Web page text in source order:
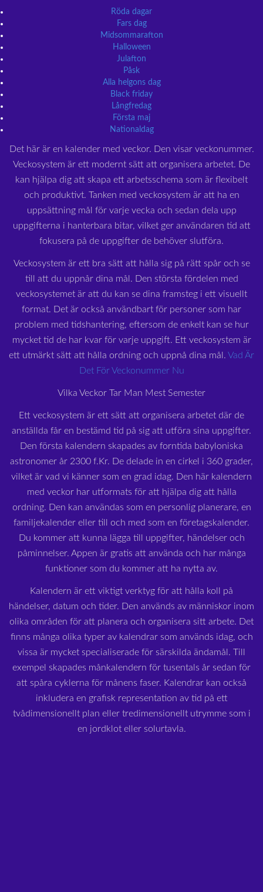
Röda dagar
Fars dag
Midsommarafton
Halloween
Julafton
Påsk
Alla helgons dag
Black friday
Långfredag
Första maj
Nationaldag
Det här är en kalender med veckor. Den visar veckonummer.
Veckosystem är ett modernt sätt att organisera arbetet. De
kan hjälpa dig att skapa ett arbetsschema som är flexibelt
och produktivt. Tanken med veckosystem är att ha en
uppsättning mål för varje vecka och sedan dela upp
uppgifterna i hanterbara bitar, vilket ger användaren tid att
fokusera på de uppgifter de behöver slutföra.
Veckosystem är ett bra sätt att hålla sig på rätt spår och se
till att du uppnår dina mål. Den största fördelen med
veckosystemet är att du kan se dina framsteg i ett visuellt
format. Det är också användbart för personer som har
problem med tidshantering, eftersom de enkelt kan se hur
mycket tid de har kvar för varje uppgift. Ett veckosystem är
ett utmärkt sätt att hålla ordning och uppnå dina mål. Vad Är
Det För Veckonummer Nu
Vilka Veckor Tar Man Mest Semester
Ett veckosystem är ett sätt att organisera arbetet där de
anställda får en bestämd tid på sig att utföra sina uppgifter.
Den första kalendern skapades av forntida babyloniska
astronomer år 2300 f.Kr. De delade in en cirkel i 360 grader,
vilket är vad vi känner som en grad idag. Den här kalendern
med veckor har utformats för att hjälpa dig att hålla
ordning. Den kan användas som en personlig planerare, en
familjekalender eller till och med som en företagskalender.
Du kommer att kunna lägga till uppgifter, händelser och
påminnelser. Appen är gratis att använda och har många
funktioner som du kommer att ha nytta av.
Kalendern är ett viktigt verktyg för att hålla koll på
händelser, datum och tider. Den används av människor inom
olika områden för att planera och organisera sitt arbete. Det
finns många olika typer av kalendrar som används idag, och
vissa är mycket specialiserade för särskilda ändamål. Till
exempel skapades månkalendern för tusentals år sedan för
att spåra cyklerna för månens faser. Kalendrar kan också
inkludera en grafisk representation av tid på ett
tvådimensionellt plan eller tredimensionellt utrymme som i
en jordklot eller solurtavla.